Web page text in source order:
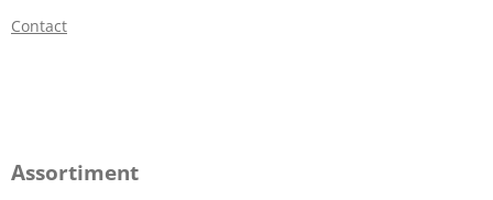
Contact
Assortiment